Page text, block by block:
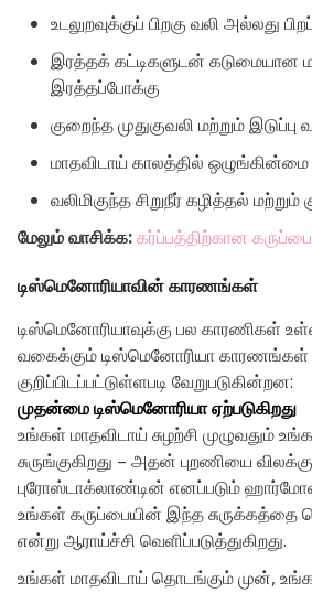
உடலுறவுக்குப் பிறகு வலி அல்லது
இரத்தக் கட்டிகளுடன் கடுமையான
இரத்தப்போக்கு
குறைந்த முதுகுவலி மற்றும் இடுப்பு
மாதவிடாய் காலத்தில் ஒழுங்கின்மை
வலிமிகுந்த சிறுநீர் கழித்தல்
மேலும் வாசிக்க:கர்ப்பத்திற்கான
டிஸ்மெனோரியாவின் காரணங்கள்
டிஸ்மெனோரியாவுக்கு பல காரணிகள்
வகைக்கும் டிஸ்மெனோரியா காரணங்கள்
குறிப்பிடப்பட்டுள்ளபடி வேறுபடுகின்றன:
முதன்மை டிஸ்மெனோரியா ஏற்படுகிறது
உங்கள் மாதவிடாய் சுழற்சி முழுவதும்
சுருங்குகிறது – அதன் புறணியை
புரோஸ்டாக்லாண்டின் எனப்படும்
உங்கள் கருப்பையின் இந்த சுருக்கத்தை
என்று ஆராய்ச்சி வெளிப்படுத்துகிறது.
உங்கள் மாதவிடாய் தொடங்கும் முன்,